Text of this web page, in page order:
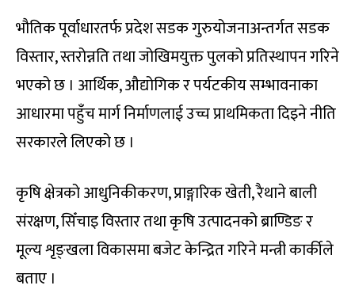
भौतिक पूर्वाधारतर्फ प्रदेश सडक गुरुयोजनाअन्तर्गत सडक
विस्तार, स्तरोन्नति तथा जोखिमयुक्त पुलको प्रतिस्थापन गरिने
भएको छ । आर्थिक, औद्योगिक र पर्यटकीय सम्भावनाका
आधारमा पहुँच मार्ग निर्माणलाई उच्च प्राथमिकता दिइने नीति
सरकारले लिएको छ ।
कृषि क्षेत्रको आधुनिकीकरण, प्राङ्गारिक खेती, रैथाने बाली
संरक्षण, सिँचाइ विस्तार तथा कृषि उत्पादनको ब्राण्डिङ र
मूल्य शृङ्खला विकासमा बजेट केन्द्रित गरिने मन्त्री कार्कीले
बताए ।